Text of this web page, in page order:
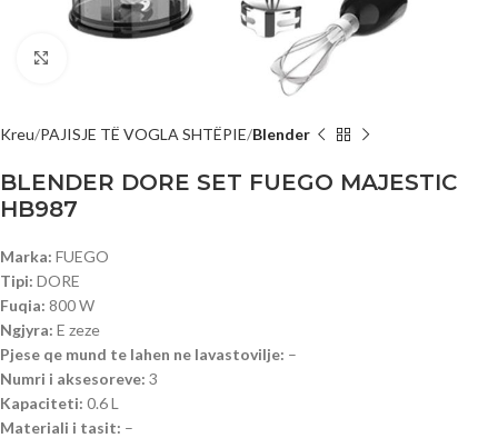
Kreu PAJISJE TË VOGLA SHTËPIE Blender
BLENDER DORE SET FUEGO MAJESTIC
HB987
Marka: FUEGO
Tipi: DORE
Fuqia: 800 W
Ngjyra: E zeze
Pjese qe mund te lahen ne lavastovilje: –
Numri i aksesoreve: 3
Kapaciteti: 0.6 L
Materiali i tasit: –